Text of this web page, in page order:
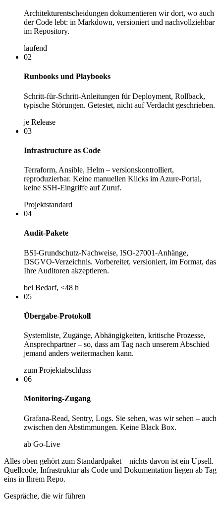
Architekturentscheidungen dokumentieren wir dort, wo auch
der Code lebt: in Markdown, versioniert und nachvollziehbar
im Repository.
laufend
02
Runbooks und Playbooks
Schritt-für-Schritt-Anleitungen für Deployment, Rollback,
typische Störungen. Getestet, nicht auf Verdacht geschrieben.
je Release
03
Infrastructure as Code
Terraform, Ansible, Helm – versionskontrolliert,
reproduzierbar. Keine manuellen Klicks im Azure-Portal,
keine SSH-Eingriffe auf Zuruf.
Projektstandard
04
Audit-Pakete
BSI-Grundschutz-Nachweise, ISO-27001-Anhänge,
DSGVO-Verzeichnis. Vorbereitet, versioniert, im Format, das
Ihre Auditoren akzeptieren.
bei Bedarf, <48 h
05
Übergabe-Protokoll
Systemliste, Zugänge, Abhängigkeiten, kritische Prozesse,
Ansprechpartner – so, dass am Tag nach unserem Abschied
jemand anders weitermachen kann.
zum Projektabschluss
06
Monitoring-Zugang
Grafana-Read, Sentry, Logs. Sie sehen, was wir sehen – auch
zwischen den Abstimmungen. Keine Black Box.
ab Go-Live
Alles oben gehört zum Standardpaket – nichts davon ist ein Upsell.
Quellcode, Infrastruktur als Code und Dokumentation liegen ab Tag
eins in Ihrem Repo.
Gespräche, die wir führen